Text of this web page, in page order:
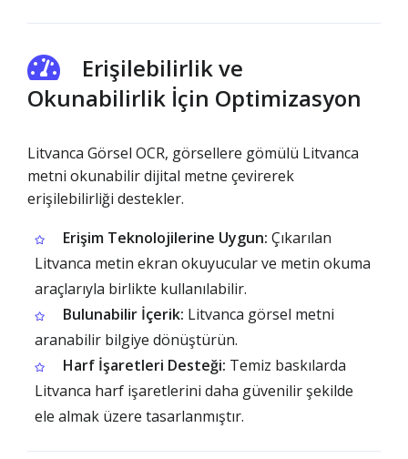
Erişilebilirlik ve
Okunabilirlik İçin Optimizasyon
Litvanca Görsel OCR, görsellere gömülü Litvanca
metni okunabilir dijital metne çevirerek
erişilebilirliği destekler.
Erişim Teknolojilerine Uygun: Çıkarılan
Litvanca metin ekran okuyucular ve metin okuma
araçlarıyla birlikte kullanılabilir.
Bulunabilir İçerik: Litvanca görsel metni
aranabilir bilgiye dönüştürün.
Harf İşaretleri Desteği: Temiz baskılarda
Litvanca harf işaretlerini daha güvenilir şekilde
ele almak üzere tasarlanmıştır.